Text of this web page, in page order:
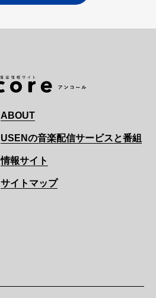
ABOUT
USENの音楽配信サービスと番組
情報サイト
サイトマップ